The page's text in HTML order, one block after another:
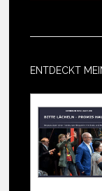
ENTDECKT